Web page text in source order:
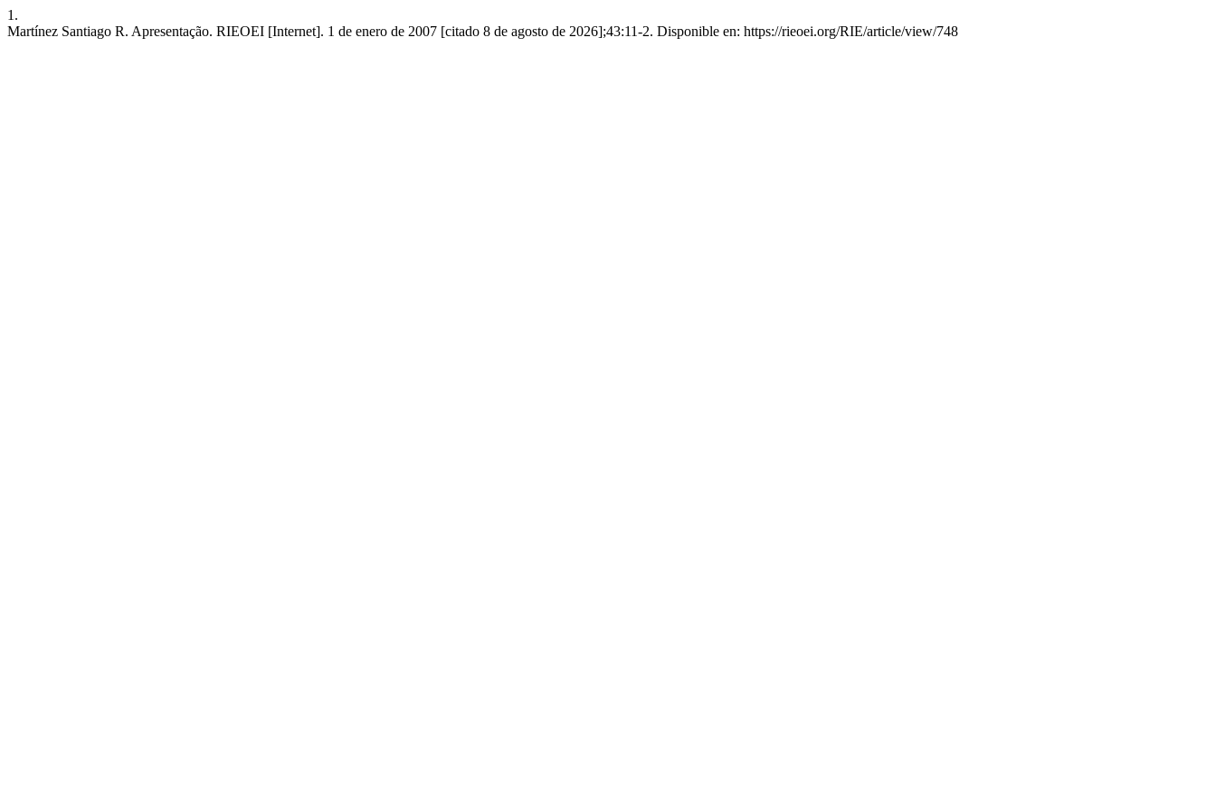
1.
Martínez Santiago R. Apresentação. RIEOEI [Internet]. 1 de enero de 2007 [citado 8 de agosto de 2026];43:11-2. Disponible en: https://rieoei.org/RIE/article/view/748